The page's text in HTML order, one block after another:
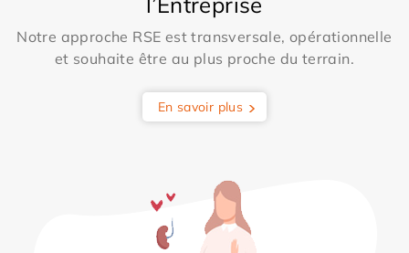
Notre approche RSE est transversale, opérationnelle
et souhaite être au plus proche du terrain.
En savoir plus